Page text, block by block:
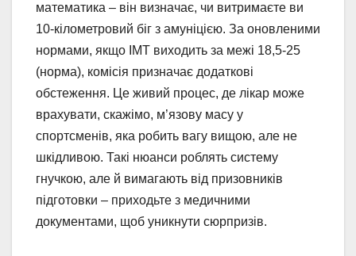
математика – він визначає, чи витримаєте ви
10-кілометровий біг з амуніцією. За оновленими
нормами, якщо ІМТ виходить за межі 18,5-25
(норма), комісія призначає додаткові
обстеження. Це живий процес, де лікар може
врахувати, скажімо, м’язову масу у
спортсменів, яка робить вагу вищою, але не
шкідливою. Такі нюанси роблять систему
гнучкою, але й вимагають від призовників
підготовки – приходьте з медичними
документами, щоб уникнути сюрпризів.